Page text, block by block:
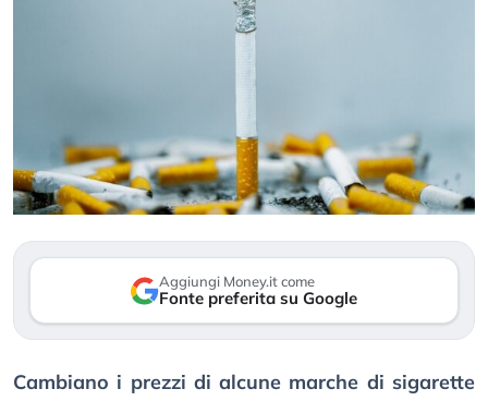
Aggiungi Money.it come
Fonte preferita su Google
Cambiano i prezzi di alcune marche di sigarette